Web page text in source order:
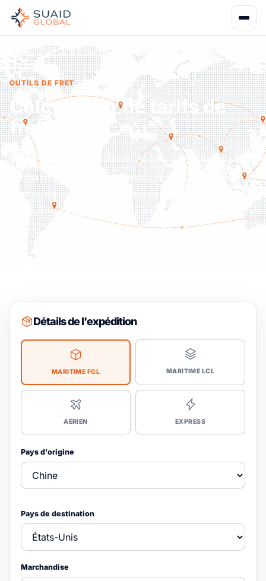
Accueil Outils & Calculateurs Calculateur de tarifs de fret
OUTILS DE FRET
Calculateur de tarifs de
fret
Estimez le fret maritime, aérien et express pour
n'importe quelle voie - avec la décomposition
complète des frais, pas seulement un tarif
d'affiche. Puis transformez l'estimation en devis
ferme, sourcé auprès de nos partenaires.
Détails de l'expédition
MARITIME FCL MARITIME LCL
AÉRIEN EXPRESS
Pays d'origine
Pays de destination
Marchandise